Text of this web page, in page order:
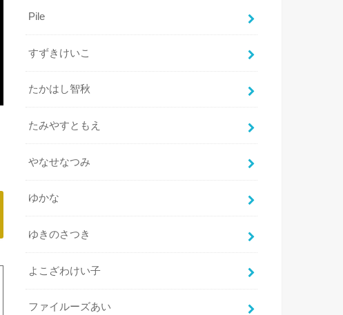
Pile
すずきけいこ
たかはし智秋
たみやすともえ
やなせなつみ
ゆかな
ゆきのさつき
よこざわけい子
ファイルーズあい